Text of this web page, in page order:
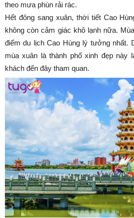
theo mưa phùn rải rác.
Hết đông sang xuân, thời tiết Cao
không còn cảm giác khô lạnh nữa.
điểm du lịch Cao Hùng lý tưởng nhất.
mùa xuân là thành phố xinh đẹp này
khách đến đây tham quan.